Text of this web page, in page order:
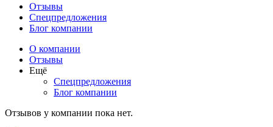
Отзывы
Спецпредложения
Блог компании
О компании
Отзывы
Ещё
Спецпредложения
Блог компании
Отзывов у компании пока нет.